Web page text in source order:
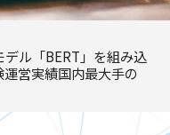
デル「BERT」を組み込
営実績国内最大手の